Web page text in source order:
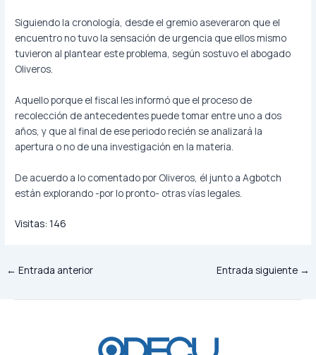
Siguiendo la cronología, desde el gremio aseveraron que el
encuentro no tuvo la sensación de urgencia que ellos mismo
tuvieron al plantear este problema, según sostuvo el abogado
Oliveros.
Aquello porque el fiscal les informó que el proceso de
recolección de antecedentes puede tomar entre uno a dos
años, y que al final de ese periodo recién se analizará la
apertura o no de una investigación en la materia.
De acuerdo a lo comentado por Oliveros, él junto a Agbotch
están explorando -por lo pronto- otras vías legales.
Visitas: 146
← Entrada anterior Entrada siguiente →